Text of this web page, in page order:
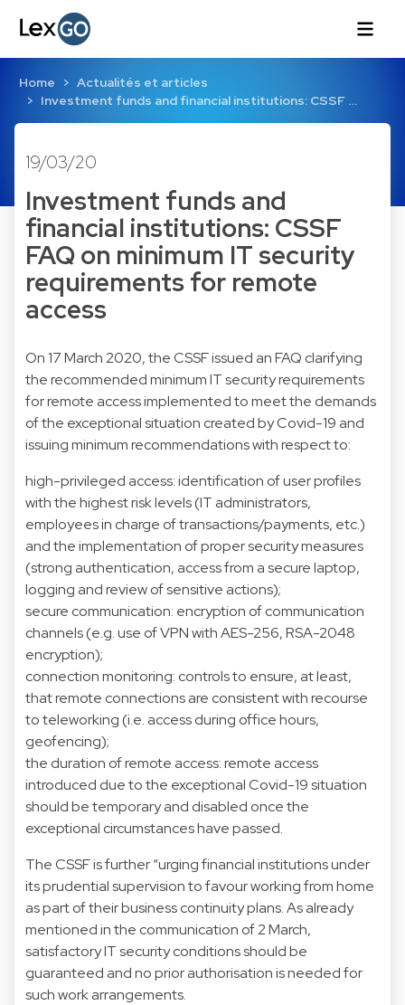
Home
Actualités et articles
Investment funds and financial institutions: CSSF …
19/03/20
Investment funds and
financial institutions: CSSF
FAQ on minimum IT security
requirements for remote
access
On 17 March 2020, the CSSF issued an FAQ clarifying
the recommended minimum IT security requirements
for remote access implemented to meet the demands
of the exceptional situation created by Covid-19 and
issuing minimum recommendations with respect to:
high-privileged access: identification of user profiles
with the highest risk levels (IT administrators,
employees in charge of transactions/payments, etc.)
and the implementation of proper security measures
(strong authentication, access from a secure laptop,
logging and review of sensitive actions);
secure communication: encryption of communication
channels (e.g. use of VPN with AES-256, RSA-2048
encryption);
connection monitoring: controls to ensure, at least,
that remote connections are consistent with recourse
to teleworking (i.e. access during office hours,
geofencing);
the duration of remote access: remote access
introduced due to the exceptional Covid-19 situation
should be temporary and disabled once the
exceptional circumstances have passed.
The CSSF is further “urging financial institutions under
its prudential supervision to favour working from home
as part of their business continuity plans. As already
mentioned in the communication of 2 March,
satisfactory IT security conditions should be
guaranteed and no prior authorisation is needed for
such work arrangements.